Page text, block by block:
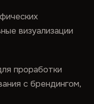
визуализации
проработки
с брендингом,